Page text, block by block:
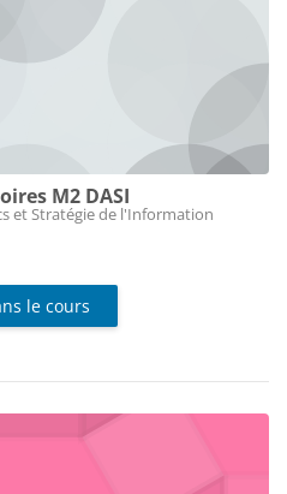
M2 DASI
et Stratégie de l'Information
le cours